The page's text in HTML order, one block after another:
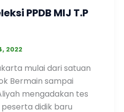
PPDB MIJ T.P
2022
mulai dari satuan
Bermain sampai
mengadakan tes
didik baru